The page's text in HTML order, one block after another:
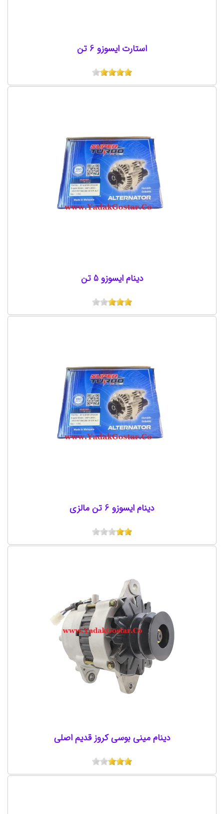
استارت ایسوزو 6 تن
دینام ایسوزو 5 تن
دینام ایسوزو 6 تن مالزی
دینام مینی بوسی کروز قدیم اصلی